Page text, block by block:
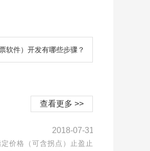
软件）开发有哪些步骤？
查看更多 >>
2018-07-31
价格（可含拐点）止盈止